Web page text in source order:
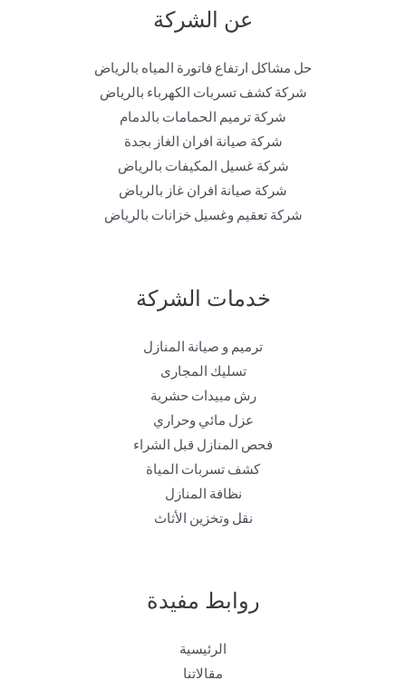
عن الشركة
حل مشاكل ارتفاع فاتورة المياه بالرياض
شركة كشف تسربات الكهرباء بالرياض
شركة ترميم الحمامات بالدمام
شركة صيانة افران الغاز بجدة
شركة غسيل المكيفات بالرياض
شركة صيانة افران غاز بالرياض
شركة تعقيم وغسيل خزانات بالرياض
خدمات الشركة
ترميم و صيانة المنازل
تسليك المجارى
رش مبيدات حشرية
عزل مائي وحراري
فحص المنازل قبل الشراء
كشف تسربات المياة
نظافة المنازل
نقل وتخزين الأثاث
روابط مفيدة
الرئيسية
مقالاتنا